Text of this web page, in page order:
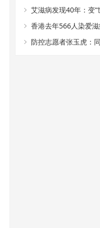
性行为、勤换注射器
艾滋病发现40年：变
性病
香港去年566人染爱
引关注
防控志愿者张玉虎：